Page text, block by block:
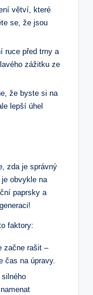
větví, které
se, že jsou
ruce před trny a
zážitku ze
že byste si na
lepší úhel
zda je správný
obvykle na
paprsky a
faktory:
začne rašit –
čas na úpravy.